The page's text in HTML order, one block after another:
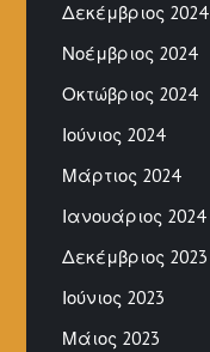
Δεκέμβριος 2024
Νοέμβριος 2024
Οκτώβριος 2024
Ιούνιος 2024
Μάρτιος 2024
Ιανουάριος 2024
Δεκέμβριος 2023
Ιούνιος 2023
Μάιος 2023